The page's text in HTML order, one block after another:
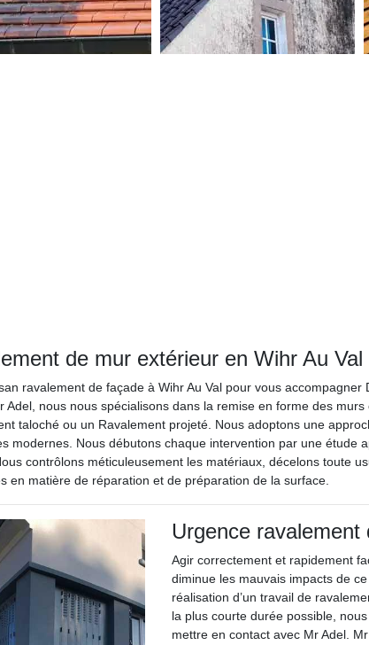
de mur extérieur en Wihr Au
ravalement de façade à Wihr Au Val pour vous
Adel, nous nous spécialisons dans la remise en forme des
taloché ou un Ravalement projeté. Nous adoptons une
modernes. Nous débutons chaque intervention par une étude
contrôlons méticuleusement les matériaux, décelons toute
en matière de réparation et de préparation de la surface.
Urgence ravalement
Agir correctement et rapidement
diminue les mauvais impacts de
réalisation d’un travail de
la plus courte durée possible,
mettre en contact avec Mr Adel.